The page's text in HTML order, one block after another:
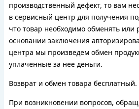
производственный дефект, то вам
в сервисный центр для получения
что товар необходимо обменять или
основании заключения
центра мы произведем обмен
уплаченные за нее деньги.
Возврат и обмен товара бесплатный.
При возникновении вопросов,